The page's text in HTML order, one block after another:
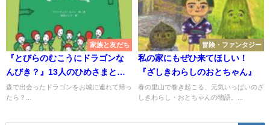
家族と友だち
『とびらのむこうにドラゴンな
んびき？』13人のひめさまとド
ラゴンの物語
森で出会ったドラゴンをお城に連れて帰っ
たら？...
冒険・ファンタジー
私の家にもぜひ来てほしい！
『ざしきわらしのおとちゃん』
春の里山で巻き起こる、元気いっぱいのざ
しきわらし・おとちゃんの物語。...